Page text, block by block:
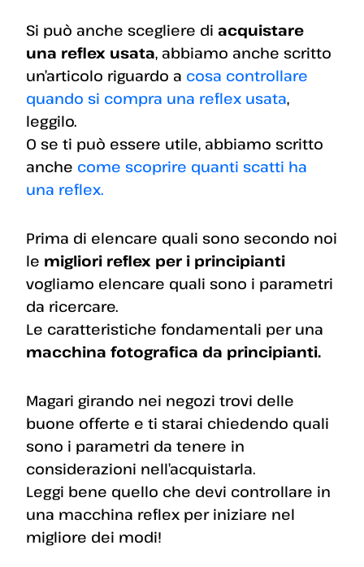
Si può anche scegliere di acquistare
una reflex usata, abbiamo anche scritto
un’articolo riguardo a cosa controllare
quando si compra una reflex usata,
leggilo.
O se ti può essere utile, abbiamo scritto
anche come scoprire quanti scatti ha
una reflex.
Prima di elencare quali sono secondo noi
le migliori reflex per i principianti
vogliamo elencare quali sono i parametri
da ricercare.
Le caratteristiche fondamentali per una
macchina fotografica da principianti.
Magari girando nei negozi trovi delle
buone offerte e ti starai chiedendo quali
sono i parametri da tenere in
considerazioni nell’acquistarla.
Leggi bene quello che devi controllare in
una macchina reflex per iniziare nel
migliore dei modi!